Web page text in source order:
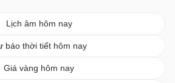
Lịch âm hôm nay
báo thời tiết hôm nay
Giá vàng hôm nay